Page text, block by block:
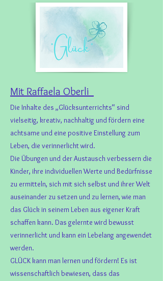
Mit Raffaela Oberli
Die Inhalte des „Glücksunterrichts“ sind
vielseitig, kreativ, nachhaltig und fördern eine
achtsame und eine positive Einstellung zum
Leben, die verinnerlicht wird.
Die Übungen und der Austausch verbessern die
Kinder, ihre individuellen Werte und Bedürfnisse
zu ermitteln, sich mit sich selbst und ihrer Welt
auseinander zu setzen und zu lernen, wie man
das Glück in seinem Leben aus eigener Kraft
schaffen kann. Das gelernte wird bewusst
verinnerlicht und kann ein Lebelang angewendet
werden.
GLÜCK kann man lernen und fördern! Es ist
wissenschaftlich bewiesen, dass das